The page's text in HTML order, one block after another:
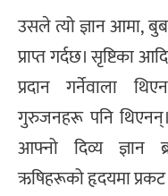
उसले त्यो ज्ञान आमा,
प्राप्त गर्दछ। सृष्टिका
प्रदान गर्नेवाला
गुरुजनहरू पनि
आफ्नो दिव्य ज्ञान
ऋषिहरूको हृदयमा प्रकट